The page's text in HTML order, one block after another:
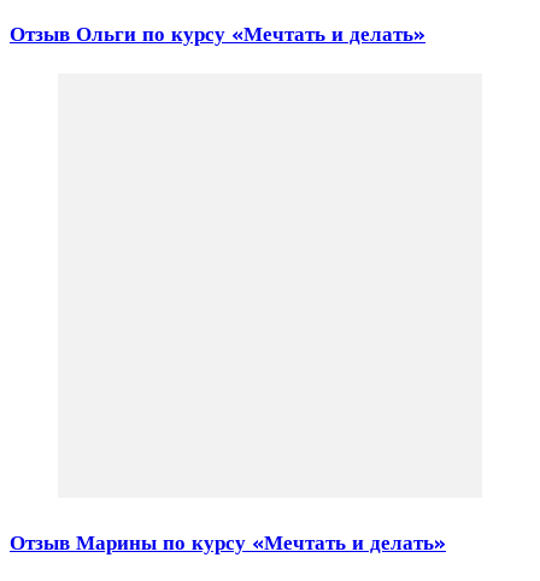
Отзыв Ольги по курсу «Мечтать и делать»
Отзыв Марины по курсу «Мечтать и делать»